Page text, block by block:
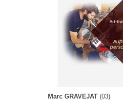
Marc GRAVEJAT (03)